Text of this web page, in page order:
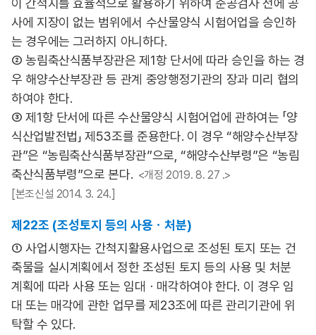
이 간척지를 효율적으로 활용하기 위하여 준공검사 전에 공
사에 지장이 없는 범위에서 수산물양식 시험어업을 승인하
는 경우에는 그러하지 아니하다.
② 농림축산식품부장관은 제1항 단서에 따라 승인을 하는 경
우 해양수산부장관 등 관계 중앙행정기관의 장과 미리 협의
하여야 한다.
③ 제1항 단서에 따른 수산물양식 시험어업에 관하여는 「양
식산업발전법」 제53조를 준용한다. 이 경우 “해양수산부장
관”은 “농림축산식품부장관”으로, “해양수산부령”은 “농림
축산식품부령”으로 본다. <개정 2019. 8. 27 .>
[본조신설 2014. 3. 24.]
제22조 (조성토지 등의 사용ㆍ처분)
① 사업시행자는 간척지활용사업으로 조성된 토지 또는 건
축물을 실시계획에서 정한 조성된 토지 등의 사용 및 처분
계획에 따라 사용 또는 임대ㆍ매각하여야 한다. 이 경우 임
대 또는 매각에 관한 업무를 제23조에 따른 관리기관에 위
탁할 수 있다.